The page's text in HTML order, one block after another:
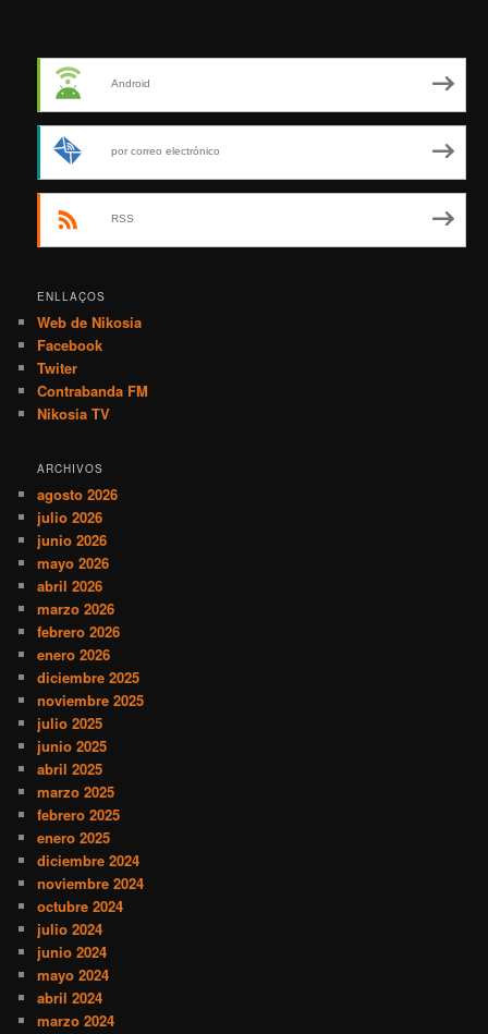
Android
por correo electrónico
RSS
ENLLAÇOS
Web de Nikosia
Facebook
Twiter
Contrabanda FM
Nikosia TV
ARCHIVOS
agosto 2026
julio 2026
junio 2026
mayo 2026
abril 2026
marzo 2026
febrero 2026
enero 2026
diciembre 2025
noviembre 2025
julio 2025
junio 2025
abril 2025
marzo 2025
febrero 2025
enero 2025
diciembre 2024
noviembre 2024
octubre 2024
julio 2024
junio 2024
mayo 2024
abril 2024
marzo 2024